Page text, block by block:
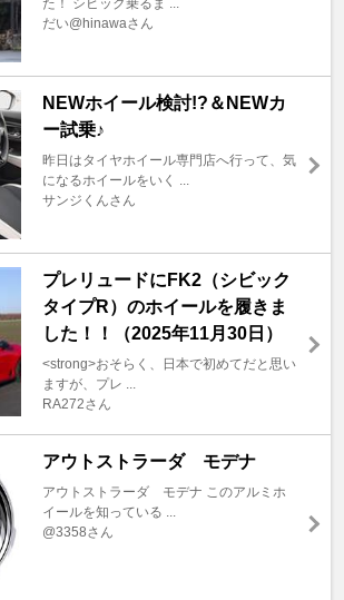
た！ シビック乗るま ...
だい@hinawaさん
NEWホイール検討!?＆NEWカ
ー試乗♪
昨日はタイヤホイール専門店へ行って、気
になるホイールをいく ...
サンジくんさん
プレリュードにFK2（シビック
タイプR）のホイールを履きま
した！！（2025年11月30日）
<strong>おそらく、日本で初めてだと思い
ますが、プレ ...
RA272さん
アウトストラーダ モデナ
アウトストラーダ モデナ このアルミホ
イールを知っている ...
@3358さん